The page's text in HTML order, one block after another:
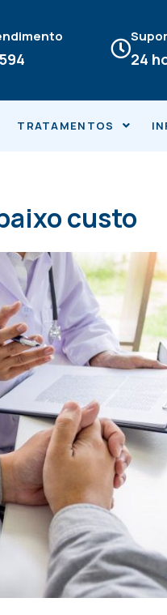
24
TRATAMENTOS
custo